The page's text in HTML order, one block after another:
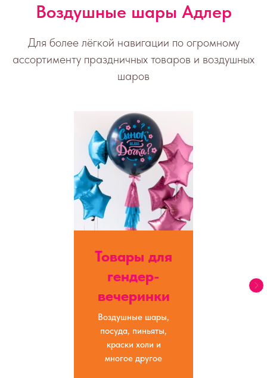
Воздушные шары Адлер
Для более лёгкой навигации по огромному
ассортименту праздничных товаров и воздушных
шаров
Товары для
гендер-
вечеринки
Воздушные шары,
посуда, пиньяты,
краски холи и
многое другое